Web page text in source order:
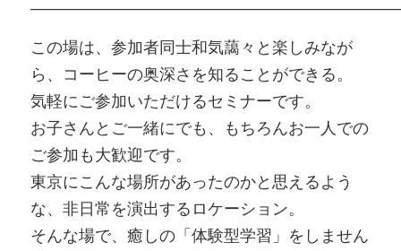
この場は、参加者同士和気藹々と楽しみなが
ら、コーヒーの奥深さを知ることができる。
気軽にご参加いただけるセミナーです。
お子さんとご一緒にでも、もちろんお一人での
ご参加も大歓迎です。
東京にこんな場所があったのかと思えるよう
な、非日常を演出するロケーション。
そんな場で、癒しの「体験型学習」をしません